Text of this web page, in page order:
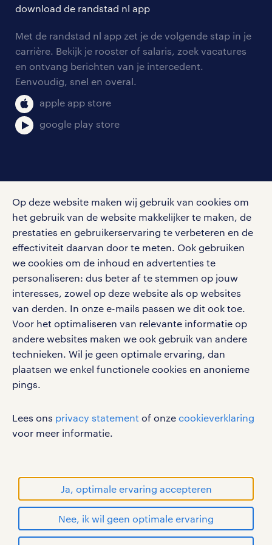
Op deze website maken wij gebruik van cookies om
het gebruik van de website makkelijker te maken, de
prestaties en gebruikerservaring te verbeteren en de
effectiviteit daarvan door te meten. Ook gebruiken
we cookies om de inhoud en advertenties te
personaliseren: dus beter af te stemmen op jouw
interesses, zowel op deze website als op websites
van derden. In onze e-mails passen we dit ook toe.
Voor het optimaliseren van relevante informatie op
andere websites maken we ook gebruik van andere
technieken. Wil je geen optimale ervaring, dan
plaatsen we enkel functionele cookies en anonieme
pings.
Lees ons privacy statement of onze cookieverklaring
voor meer informatie.
Ja, optimale ervaring accepteren
Nee, ik wil geen optimale ervaring
algemene voorwaarden
download de randstad nl app
Met de randstad nl app zet je de volgende stap in je
carrière. Bekijk je rooster of salaris, zoek vacatures
en ontvang berichten van je intercedent.
Eenvoudig, snel en overal.
apple app store
google play store
Volg ons voor de leukste content omtrent
vacatures, solliciteren en inspiratie.
werken bij randstad
gebruikersvoorwaarden
privacystatement
cookies
disclaimer
sitemap
RANDSTAD, HUMAN FORWARD en SHAPING THE
WORLD OF WORK zijn geregistreerde